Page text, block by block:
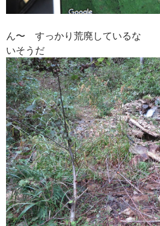
ん〜 すっかり荒廃しているな
いそうだ